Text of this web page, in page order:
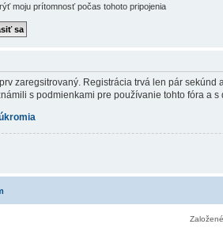
moju prítomnosť počas tohoto pripojenia
zaregsitrovaný. Registrácia trvá len pár
s podmienkami pre používanie tohto fóra a